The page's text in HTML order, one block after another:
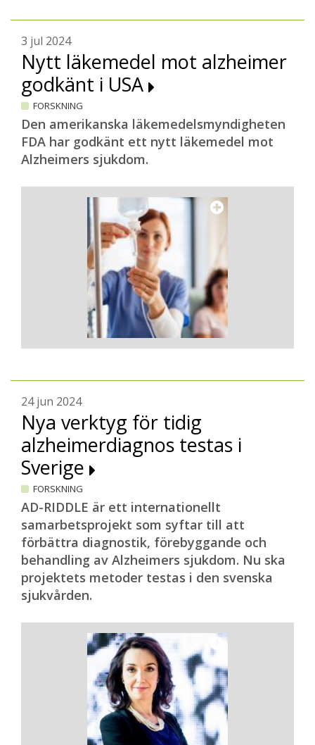
3 jul 2024
Nytt läkemedel mot alzheimer
godkänt i USA
FORSKNING
Den amerikanska läkemedelsmyndigheten
FDA har godkänt ett nytt läkemedel mot
Alzheimers sjukdom.
24 jun 2024
Nya verktyg för tidig
alzheimerdiagnos testas i
Sverige
FORSKNING
AD-RIDDLE är ett internationellt
samarbetsprojekt som syftar till att
förbättra diagnostik, förebyggande och
behandling av Alzheimers sjukdom. Nu ska
projektets metoder testas i den svenska
sjukvården.